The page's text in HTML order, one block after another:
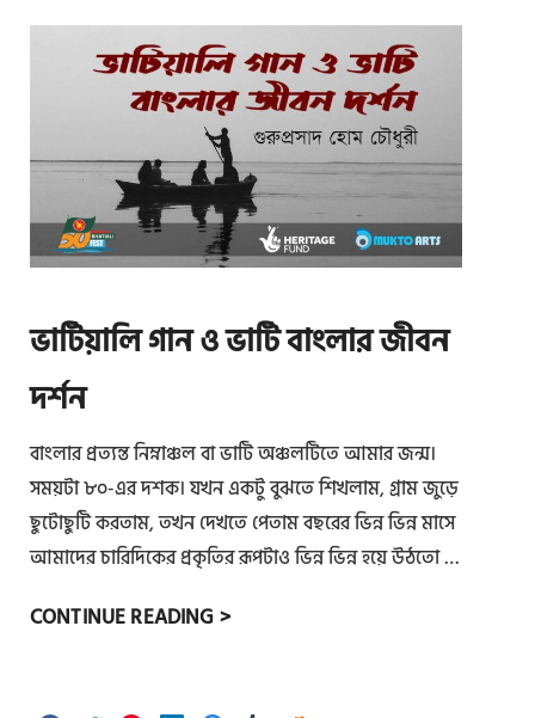
বং
এ
ক
টি
প
র্যা
লো
চ
র্ত
নে
র
ত
ট
রে
খা
য়
তি
প
হ্ন
পা
ঠ
ভাটিয়ালি গান ও ভাটি বাংলার জীবন
দর্শন
বাংলার প্রত্যন্ত নিম্নাঞ্চল বা ভাটি অঞ্চলটিতে আমার জন্ম।
সময়টা ৮০-এর দশক। যখন একটু বুঝতে শিখলাম, গ্রাম জুড়ে
ছুটোছুটি করতাম, তখন দেখতে পেতাম বছরের ভিন্ন ভিন্ন মাসে
আমাদের চারিদিকের প্রকৃতির রূপটাও ভিন্ন ভিন্ন হয়ে উঠতো …
CONTINUE READING >ভা